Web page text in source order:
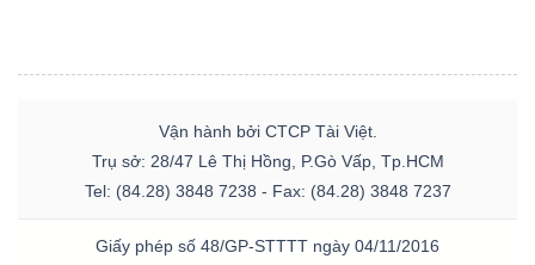
Vận hành bởi CTCP Tài Việt.
Trụ sở: 28/47 Lê Thị Hồng, P.Gò Vấp, Tp.HCM
Tel: (84.28) 3848 7238 - Fax: (84.28) 3848 7237
Giấy phép số 48/GP-STTTT ngày 04/11/2016